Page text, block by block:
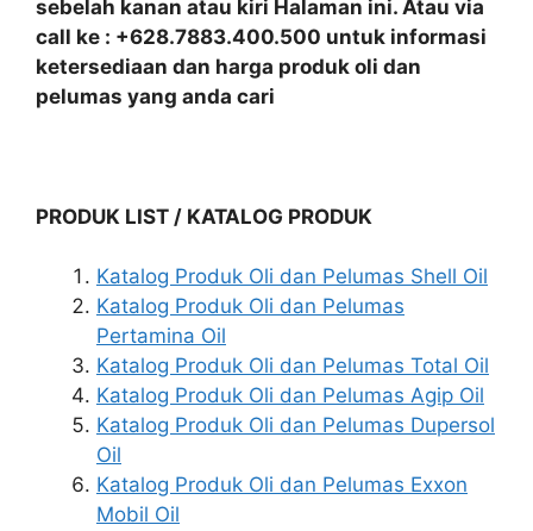
sebelah kanan atau kiri Halaman ini. Atau via
call ke : +628.7883.400.500 untuk informasi
ketersediaan dan harga produk oli dan
pelumas yang anda cari
PRODUK LIST / KATALOG PRODUK
Katalog Produk Oli dan Pelumas Shell Oil
Katalog Produk Oli dan Pelumas
Pertamina Oil
Katalog Produk Oli dan Pelumas Total Oil
Katalog Produk Oli dan Pelumas Agip Oil
Katalog Produk Oli dan Pelumas Dupersol
Oil
Katalog Produk Oli dan Pelumas Exxon
Mobil Oil